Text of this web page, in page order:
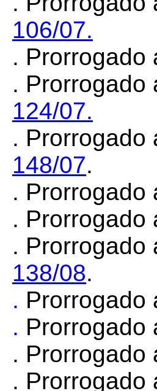
106/07.
.
. Prorrogado
124/07.
. Prorrogado
148/07.
. Prorrogado
. Prorrogado
. Prorrogado
138/08.
. Prorrogado
. Prorrogado
. Prorrogado
. Prorrogado